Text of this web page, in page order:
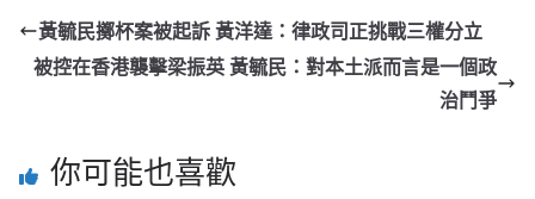
黃毓民擲杯案被起訴 黃洋達：律政司正挑戰三權分立
被控在香港襲擊梁振英 黃毓民：對本土派而言是一個政
治鬥爭
你可能也喜歡